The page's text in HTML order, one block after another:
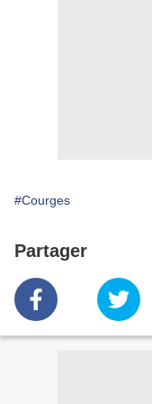
#Courges
Partager